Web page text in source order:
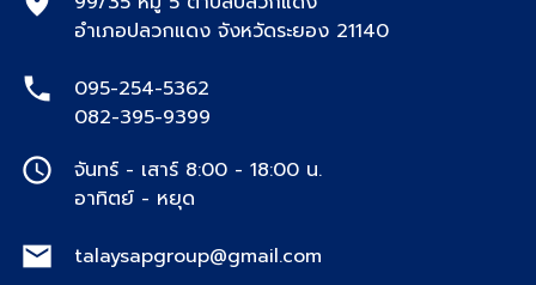
99/35 หมู่ 5 ตำบลปลวกแดง
อำเภอปลวกแดง จังหวัดระยอง 21140
095-254-5362
082-395-9399
จันทร์ - เสาร์ 8:00 - 18:00 น.
อาทิตย์ - หยุด
talaysapgroup@gmail.com